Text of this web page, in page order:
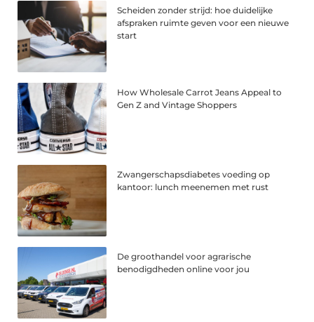
Scheiden zonder strijd: hoe duidelijke
afspraken ruimte geven voor een nieuwe
start
How Wholesale Carrot Jeans Appeal to
Gen Z and Vintage Shoppers
Zwangerschapsdiabetes voeding op
kantoor: lunch meenemen met rust
De groothandel voor agrarische
benodigdheden online voor jou